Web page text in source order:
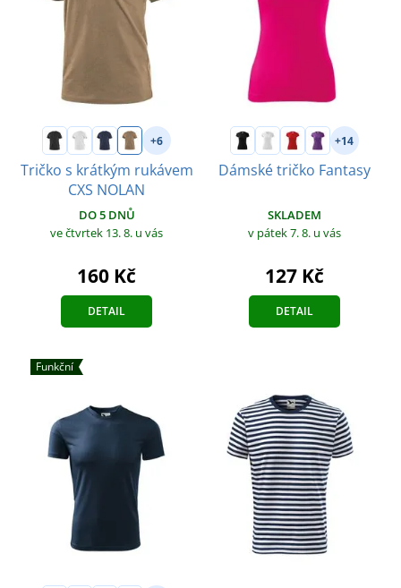
+6
Tričko s krátkým rukávem
CXS NOLAN
DO 5 DNŮ
ve čtvrtek 13. 8. u vás
160 Kč
DETAIL
+14
Dámské tričko Fantasy
SKLADEM
v pátek 7. 8. u vás
127 Kč
DETAIL
Funkční